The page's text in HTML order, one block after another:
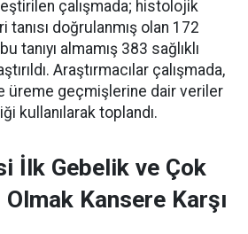
çalışmada; histolojik
doğrulanmış olan 172
tanıyı almamış 383 sağlıklı
Araştırmacılar çalışmada,
üreme geçmişlerine dair veriler
kullanılarak toplandı.
İlk Gebelik ve Çok
Kansere Karşı